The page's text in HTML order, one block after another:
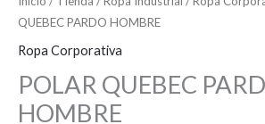
QUEBEC PARDO HOMBRE
Ropa Corporativa
POLAR QUEBEC
HOMBRE